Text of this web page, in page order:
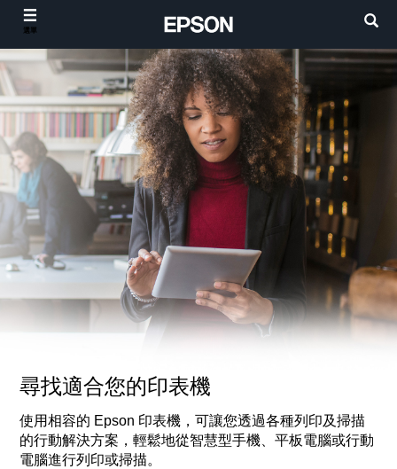
尋找適合您的印表機
使用相容的 Epson 印表機，可讓您透過各種列印及掃描
的行動解決方案，輕鬆地從智慧型手機、平板電腦或行動
電腦進行列印或掃描。